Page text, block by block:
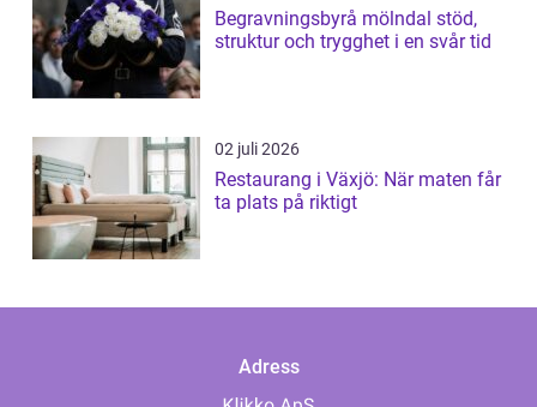
Begravningsbyrå mölndal stöd,
struktur och trygghet i en svår tid
02 juli 2026
Restaurang i Växjö: När maten får
ta plats på riktigt
Adress